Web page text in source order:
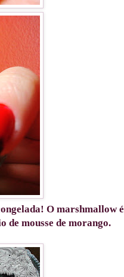
O marshmallow é
de mousse de morango.